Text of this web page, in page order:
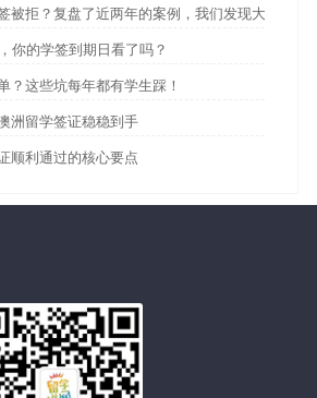
被拒？复盘了近两年的案例，我们发现大家都踩
你的学签到期日看了吗？
？这些坑每年都有学生踩！
洲留学签证稳稳到手
顺利通过的核心要点